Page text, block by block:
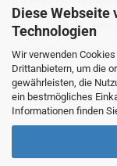
Diese Webseite
Technologien
Wir verwenden
Drittanbietern, um die
gewährleisten, die
ein bestmögliches
Informationen finden
Tibetische Ärzte -
Cookie Einstellungen